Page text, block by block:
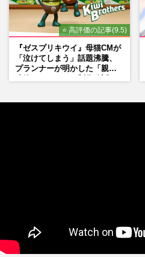
⭐ 高評価の記事(9.5)
『ゼスプリキウイ』母猫CMが
「泣けてしまう」話題沸騰、
プランナーが明かした「親に